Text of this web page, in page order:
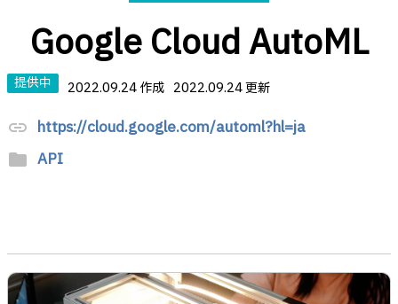
Google Cloud AutoML
提供中 2022.09.24 作成 2022.09.24 更新
link https://cloud.google.com/automl?hl=ja
folder API